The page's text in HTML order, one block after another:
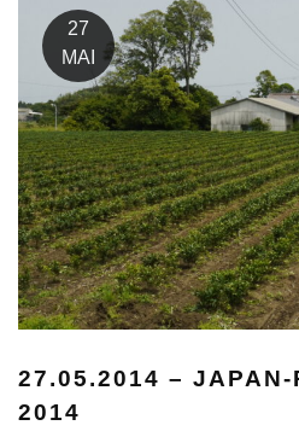
27
MAI
27.05.2014 – JAPAN-
2014